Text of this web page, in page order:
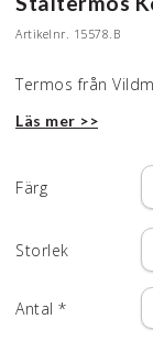
Artikelnr. 15578.B
Termos från
Läs mer >>
Färg
Storlek
Antal *